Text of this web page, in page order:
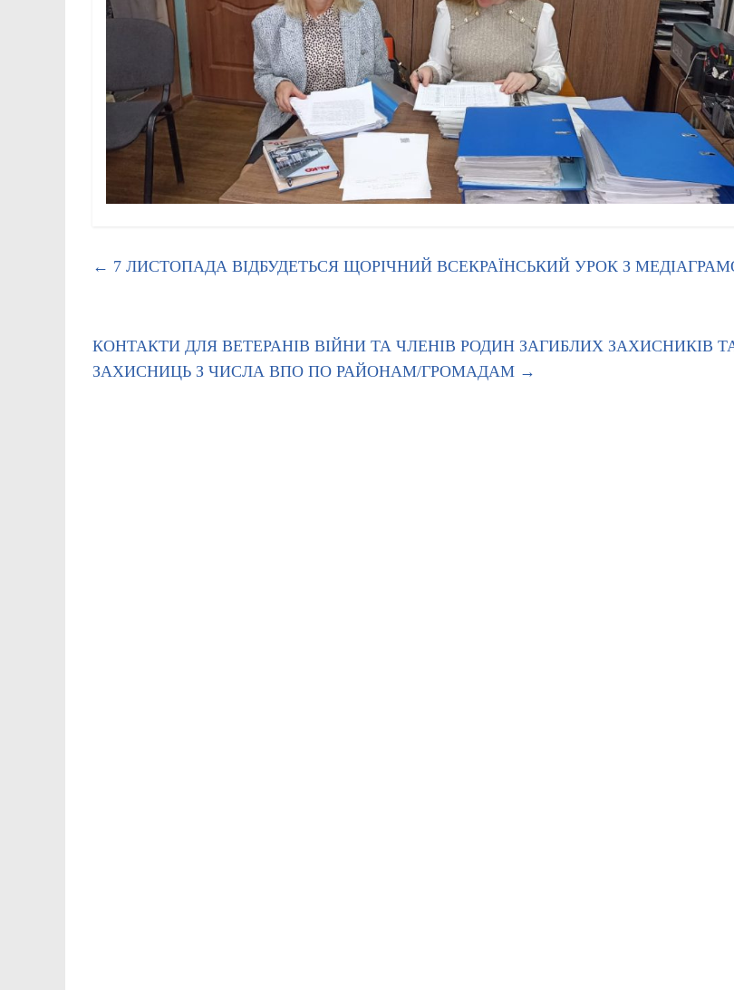
← 7 ЛИСТОПАДА ВІДБУДЕТЬСЯ ЩОРІЧНИЙ ВСЕКРАЇНСЬКИЙ УРОК З
КОНТАКТИ ДЛЯ ВЕТЕРАНІВ ВІЙНИ ТА ЧЛЕНІВ РОДИН ЗАГИБЛИХ ЗАХИСНИКІВ
ЗАХИСНИЦЬ З ЧИСЛА ВПО ПО РАЙОНАМ/ГРОМАДАМ →